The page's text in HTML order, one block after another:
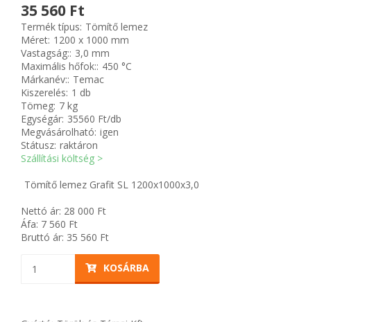
35 560 Ft
Termék típus: Tömítő lemez
Méret: 1200 x 1000 mm
Vastagság:: 3,0 mm
Maximális hőfok:: 450 °C
Márkanév:: Temac
Kiszerelés: 1 db
Tömeg: 7 kg
Egységár: 35560 Ft/db
Megvásárolható: igen
Státusz: raktáron
Szállítási költség >
Tömítő lemez Grafit SL 1200x1000x3,0
Nettó ár: 28 000 Ft
Áfa: 7 560 Ft
Bruttó ár: 35 560 Ft
KOSÁRBA